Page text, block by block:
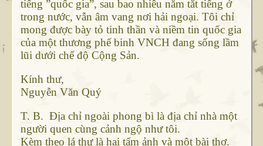
tiếng ”quốc gia”, sau bao nhiêu năm tắt tiếng ở
trong nước, vẫn âm vang nơi hải ngoại. Tôi chỉ
mong được bày tỏ tinh thần và niềm tin quốc gia
của một thương phế binh VNCH đang sống lầm
lũi dưới chế độ Cộng Sản.
Kính thư,
Nguyễn Văn Quý
T. B. Địa chỉ ngoài phong bì là địa chỉ nhà một
người quen cùng cảnh ngộ như tôi.
Kèm theo lá thư là hai tấm ảnh và một bài thơ.